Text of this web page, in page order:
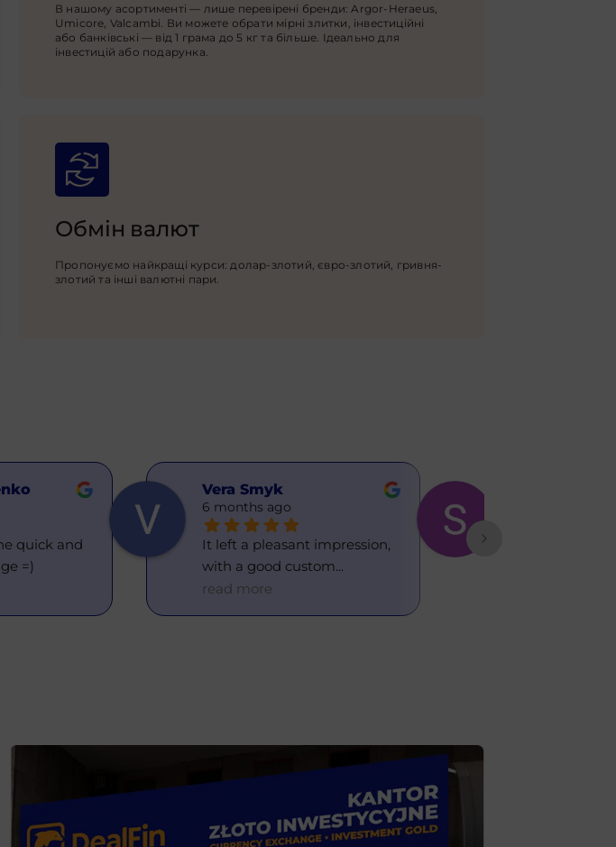
В нашому асортименті — лише перевірені бренди: Argor-Heraeus,
Umicore, Valcambi. Ви можете обрати мірні злитки, інвестиційні
або банківські — від 1 грама до 5 кг та більше. Ідеально для
інвестицій або подарунка.
Обмін валют
Пропонуємо найкращі курси: долар-злотий, євро-злотий, гривня-
злотий та інші валютні пари.
quick and
=)
Vera Smyk
6 months ago
It left a pleasant impression,
with a good custom...
read more